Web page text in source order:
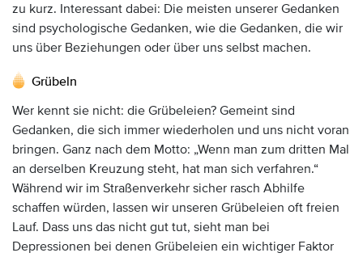
zu kurz. Interessant dabei: Die meisten unserer Gedanken
sind psychologische Gedanken, wie die Gedanken, die wir
uns über Beziehungen oder über uns selbst machen.
Grübeln
Wer kennt sie nicht: die Grübeleien? Gemeint sind
Gedanken, die sich immer wiederholen und uns nicht voran
bringen. Ganz nach dem Motto: „Wenn man zum dritten Mal
an derselben Kreuzung steht, hat man sich verfahren.“
Während wir im Straßenverkehr sicher rasch Abhilfe
schaffen würden, lassen wir unseren Grübeleien oft freien
Lauf. Dass uns das nicht gut tut, sieht man bei
Depressionen bei denen Grübeleien ein wichtiger Faktor